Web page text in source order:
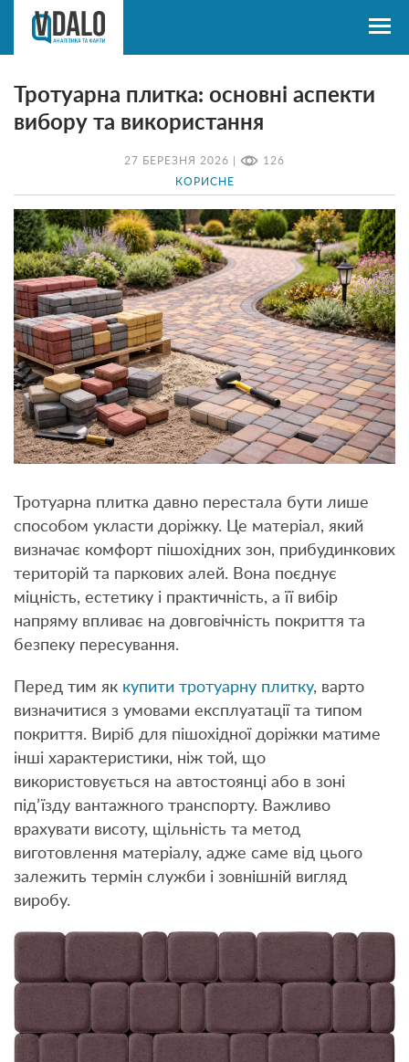
27 БЕРЕЗНЯ 2026 | 126
КОРИСНЕ
Тротуарна плитка: основні аспекти
вибору та використання
Тротуарна плитка давно перестала бути лише
способом укласти доріжку. Це матеріал, який
визначає комфорт пішохідних зон, прибудинкових
територій та паркових алей. Вона поєднує
міцність, естетику і практичність, а її вибір
напряму впливає на довговічність покриття та
безпеку пересування.
Перед тим як купити тротуарну плитку, варто
визначитися з умовами експлуатації та типом
покриття. Виріб для пішохідної доріжки матиме
інші характеристики, ніж той, що
використовується на автостоянці або в зоні
під’їзду вантажного транспорту. Важливо
врахувати висоту, щільність та метод
виготовлення матеріалу, адже саме від цього
залежить термін служби і зовнішній вигляд
виробу.